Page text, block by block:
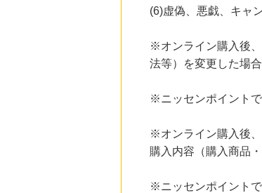
(6)虚偽、悪戯、キャ
※オンライン購入後
法等）を変更した場
※ニッセンポイント
※オンライン購入後
購入内容（購入商品
※ニッセンポイントで